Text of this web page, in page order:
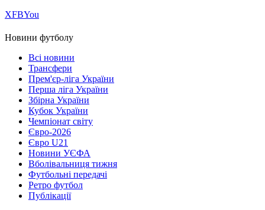
ХFBYou
Новини футболу
Всі новини
Трансфери
Прем'єр-ліга України
Перша ліга України
Збірна України
Кубок України
Чемпіонат світу
Євро-2026
Євро U21
Новини УЄФА
Вболівальниця тижня
Футбольні передачі
Ретро футбол
Публікації